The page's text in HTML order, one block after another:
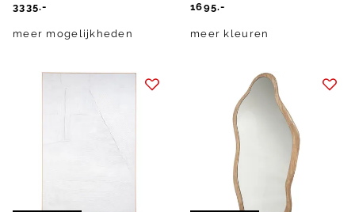
3335.-
meer mogelijkheden
1695.-
meer kleuren